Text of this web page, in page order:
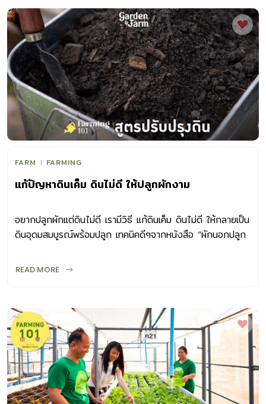
FARM FARMING
แก้ปัญหาดินเค็ม ดินไม่ดี ให้ปลูกผักงาม
อยากปลูกผักแต่ดินไม่ดี เรามีวิธี แก้ดินเค็ม ดินไม่ดี ให้กลายเป็น
ดินอุดมสมบูรณ์พร้อมปลูก เทคนิคดีๆจากหนังสือ “ผักนอกปลูก
READ MORE